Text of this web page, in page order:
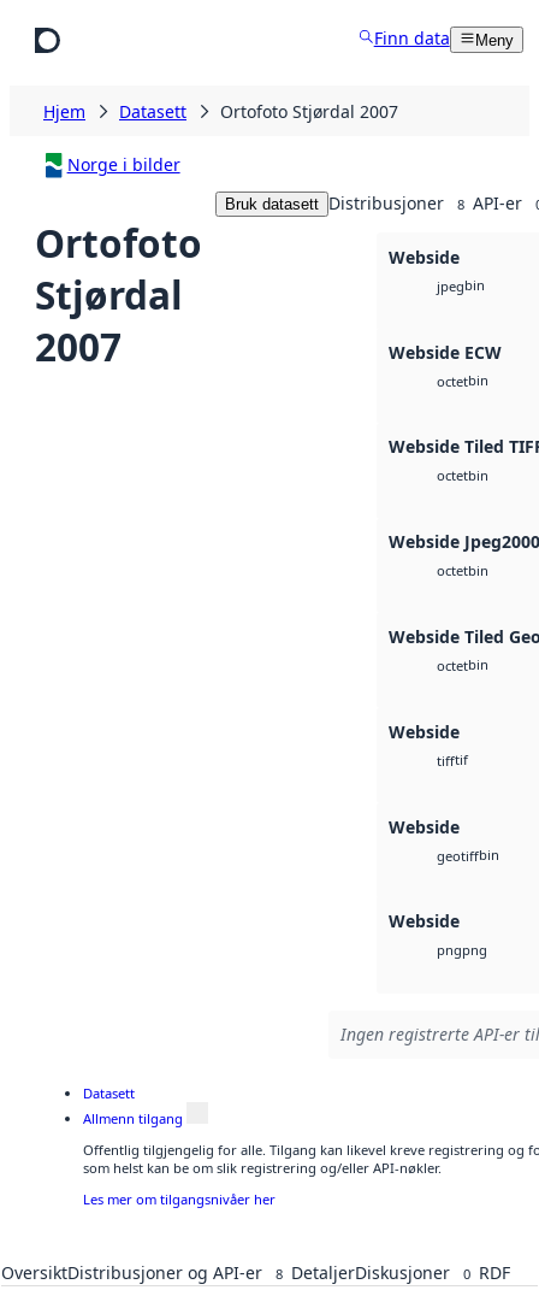
Finn data Meny
Hjem Datasett Ortofoto Stjørdal 2007
Norge i bilder
Ortofoto
Stjørdal
2007
Bruk datasett Distribusjoner 8 API-er
Webside
jpegbin
Webside ECW
octetbin
Webside Tiled
octetbin
Webside Jpeg2000
octetbin
Webside Tiled
octetbin
Webside
tifftif
Webside
geotiffbin
Webside
pngpng
Ingen registrerte API-er
Datasett
Allmenn tilgang
Offentlig tilgjengelig for alle. Tilgang kan likevel kreve registrering og
som helst kan be om slik registrering og/eller API-nøkler.
Les mer om tilgangsnivåer her
OversiktDistribusjoner og API-er 8 DetaljerDiskusjoner 0 RDF